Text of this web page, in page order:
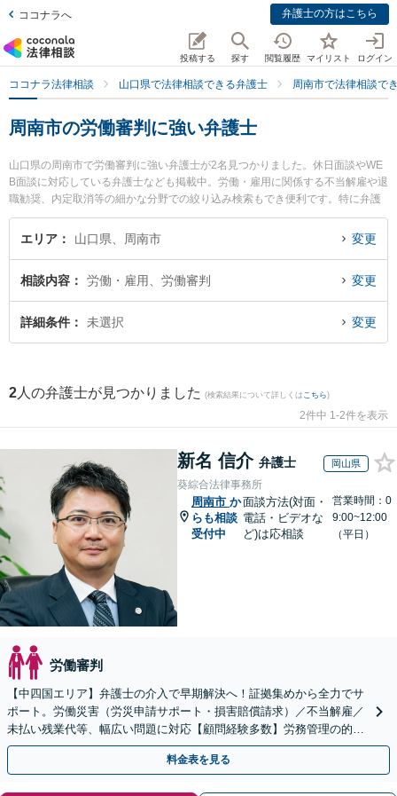
ココナラへ 弁護士の方はこちら
投稿する 探す 閲覧履歴 マイリスト ログイン
ココナラ法律相談 山口県で法律相談できる弁護士 周南市で法律相談で
周南市の労働審判に強い弁護士
山口県の周南市で労働審判に強い弁護士が2名見つかりました。休日面談やWE
B面談に対応している弁護士なども掲載中。労働・雇用に関係する不当解雇や退
職勧奨、内定取消等の細かな分野での絞り込み検索もでき便利です。特に弁護
士法人ＯＮＥ 周南オフィスの前田 浩志弁護士や弁護士法人広島メープル法律事
務所 周南事務所の吉村 友和弁護士のプロフィール情報や弁護士費用、強みなど
弁護士を検索したい』『初回相談無料で労働審判を法律相談できる周南市内の
弁護士に相談予約したい』などでお困りの相談者さんにおすすめです。
エリア 山口県、周南市 変更
相談内容 労働・雇用、労働審判 変更
詳細条件 未選択 変更
2 人の弁護士が見つかりました (検索結果について詳しくは こちら)
2件中 1-2件を表示
新名 信介 弁護士 岡山県
葵綜合法律事務所
周南市 か
らも相談
受付中
面談方法(対面・
電話・ビデオな
ど)は応相談
営業時間：0
9:00~12:00
（平日）
労働審判
【中四国エリア】弁護士の介入で早期解決へ！証拠集めから全力でサ
ポート。労働災害（労災申請サポート・損害賠償請求）／不当解雇／
未払い残業代等、幅広い問題に対応【顧問経験多数】労務管理の的確
なアドバイスに注力【夜間・休日対応】【岡山駅10分】
料金表を見る